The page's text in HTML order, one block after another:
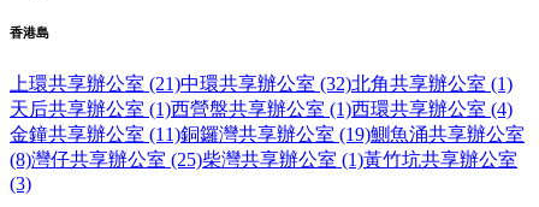
香港島
上環共享辦公室 (21)中環共享辦公室 (32)北角共享辦公室 (1)
天后共享辦公室 (1)西營盤共享辦公室 (1)西環共享辦公室 (4)
金鐘共享辦公室 (11)銅鑼灣共享辦公室 (19)鰂魚涌共享辦公室
(8)灣仔共享辦公室 (25)柴灣共享辦公室 (1)黃竹坑共享辦公室
(3)